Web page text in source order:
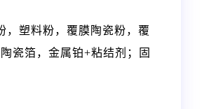
塑料粉，覆膜陶瓷粉，覆
瓷箔，金属铂+粘结剂；固